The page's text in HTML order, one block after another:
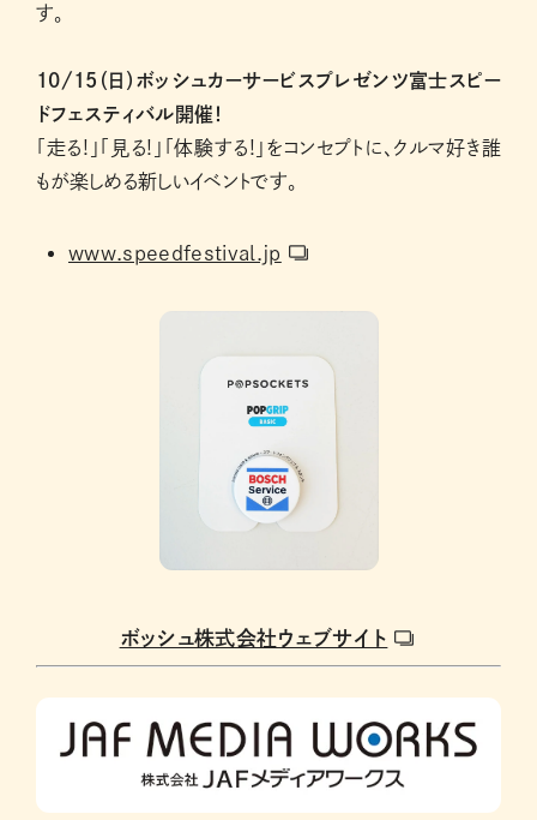
す。
10/15（日）ボッシュカーサービスプレゼンツ富士スピー
ドフェスティバル開催！
「走る!」「見る!」「体験する!」をコンセプトに、クルマ好き誰
もが楽しめる新しいイベントです。
www.speedfestival.jp
ボッシュ株式会社ウェブサイト